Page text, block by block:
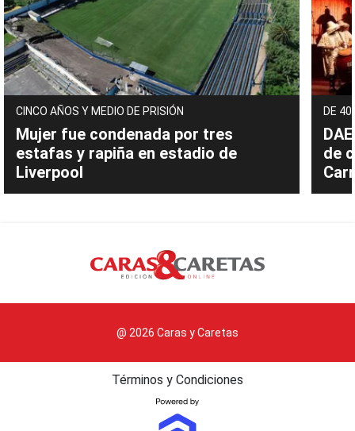
CINCO AÑOS Y MEDIO DE PRISIÓN
Mujer fue condenada por tres
estafas y rapiña en estadio de
Liverpool
DE
de
@ 2026 Caras y Caretas
Términos y Condiciones